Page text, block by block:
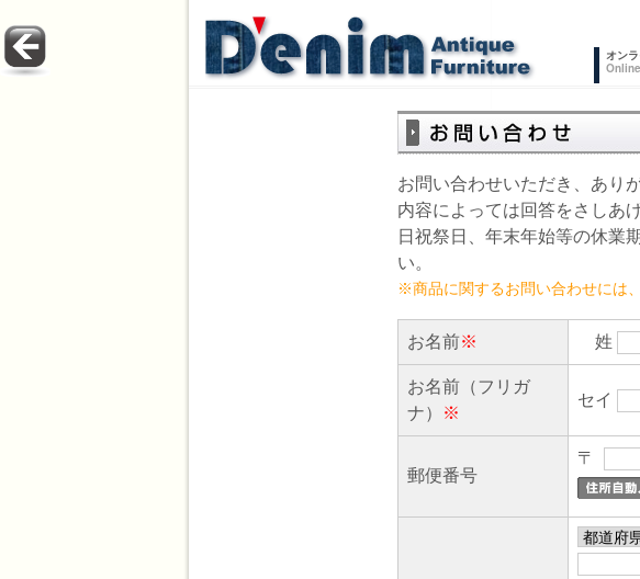
オン
お問い合わせいただき、あり
内容によっては回答をさしあ
日祝祭日、年末年始等の休業
い。
※商品に関するお問い合わせには
お名前※ 姓
お名前（フリガ
ナ）
※
セイ
郵便番号
〒